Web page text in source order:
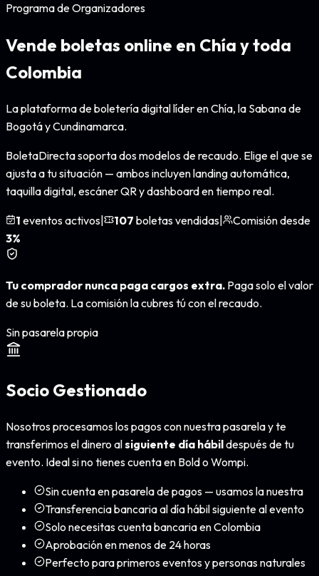
Programa de Organizadores
Vende boletas online en Chía y toda
Colombia
La plataforma de boletería digital líder en Chía, la Sabana de
Bogotá y Cundinamarca.
BoletaDirecta soporta dos modelos de recaudo. Elige el que se
ajusta a tu situación — ambos incluyen landing automática,
taquilla digital, escáner QR y dashboard en tiempo real.
1 eventos activos| 107 boletas vendidas|
Comisión desde
3%
Tu comprador nunca paga cargos extra. Paga solo el valor
de su boleta. La comisión la cubres tú con el recaudo.
Sin pasarela propia
Socio Gestionado
Nosotros procesamos los pagos con nuestra pasarela y te
transferimos el dinero alsiguiente día hábildespués de tu
evento. Ideal si no tienes cuenta en Bold o Wompi.
Sin cuenta en pasarela de pagos — usamos la nuestra
Transferencia bancaria al día hábil siguiente al evento
Solo necesitas cuenta bancaria en Colombia
Aprobación en menos de 24 horas
Perfecto para primeros eventos y personas naturales